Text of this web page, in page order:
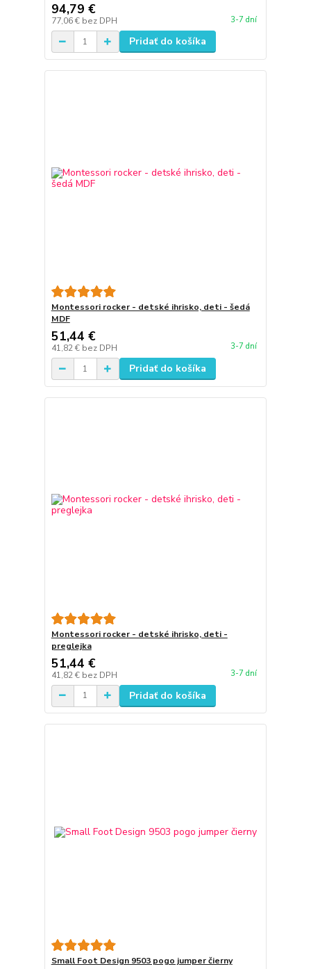
94,79 €
77,06 € bez DPH 3-7 dní
Pridať do košíka
Montessori rocker - detské ihrisko, deti - šedá
MDF
51,44 €
41,82 € bez DPH 3-7 dní
Pridať do košíka
Montessori rocker - detské ihrisko, deti -
preglejka
51,44 €
41,82 € bez DPH 3-7 dní
Pridať do košíka
Small Foot Design 9503 pogo jumper čierny